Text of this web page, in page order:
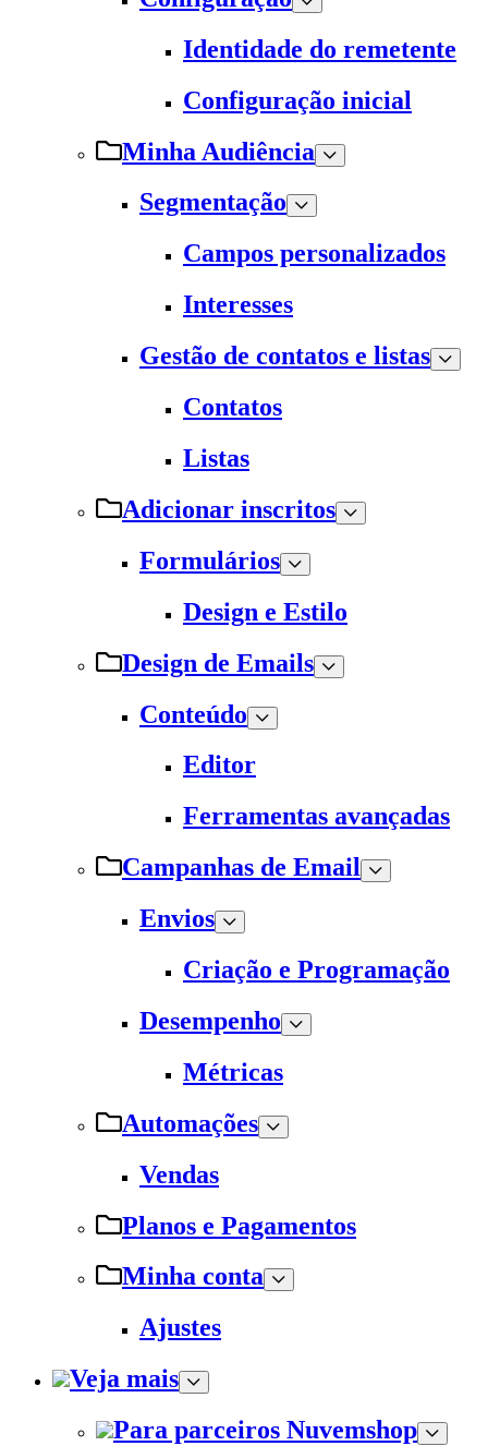
Identidade do remetente
Configuração inicial
Minha Audiência
Segmentação
Campos personalizados
Interesses
Gestão de contatos e listas
Contatos
Listas
Adicionar inscritos
Formulários
Design e Estilo
Design de Emails
Conteúdo
Editor
Ferramentas avançadas
Campanhas de Email
Envios
Criação e Programação
Desempenho
Métricas
Automações
Vendas
Planos e Pagamentos
Minha conta
Ajustes
Veja mais
Para parceiros Nuvemshop